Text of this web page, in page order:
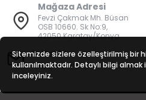
Mağaza Adresi
Fevzi Çakmak Mh. Büsan
OSB 10660. Sk No:9,
42050 Karatay/Konya
E-Posta
bilgi@vatanisguvenligi.com
Sitemizde sizlere özelleştirilmiş bir
kullanılmaktadır. Detaylı bilgi almak
inceleyiniz.